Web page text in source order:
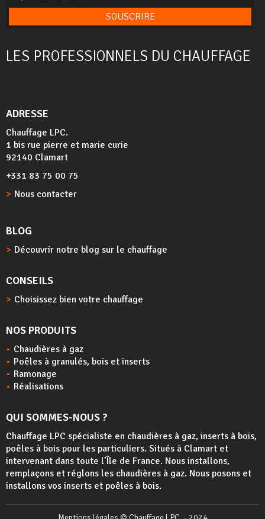
SOUSCRIRE
LES PROFESSIONNELS DU CHAUFFAGE
ADRESSE
Chauffage LPC.
1 bis rue pierre et marie curie
92140 Clamart
+331 83 75 00 75
Nous contacter
BLOG
Découvrir notre blog sur le chauffage
CONSEILS
Choisissez bien votre chauffage
NOS PRODUITS
Chaudières à gaz
Poêles à granulés, bois et inserts
Ramonage
Réalisations
QUI SOMMES-NOUS ?
Chauffage LPC spécialiste en chaudières à gaz, inserts à bois,
poêles à bois pour les particuliers. Situés à Clamart et
intervenant dans toute l’Île de France. Nous installons,
remplaçons et réglons les chaudières à gaz. Nous posons et
installons vos inserts et poêles à bois.